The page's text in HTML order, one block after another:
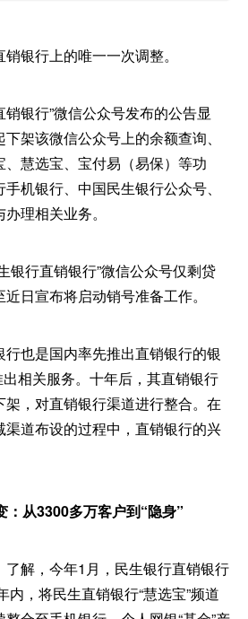
银行上的唯一一次调整。
银行”微信公众号发布的公告显
架该微信公众号上的余额查询、
慧选宝、宝付易（易保）等功
机银行、中国民生银行公众号、
理相关业务。
银行直销银行”微信公众号仅剩贷
日宣布将启动销号准备工作。
也是国内率先推出直销银行的银
相关服务。十年后，其直销银行
，对直销银行渠道进行整合。在
道布设的过程中，直销银行的兴
：从3300多万客户到“隐身”
解，今年1月，民生银行直销银行
内，将民生直销银行“慧选宝”频道